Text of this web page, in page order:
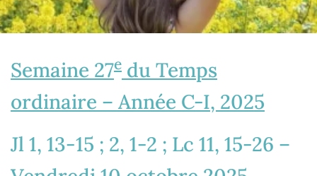
Semaine 27e du Temps
ordinaire – Année C-I, 2025
Jl 1, 13-15 ; 2, 1-2 ; Lc 11, 15-26 –